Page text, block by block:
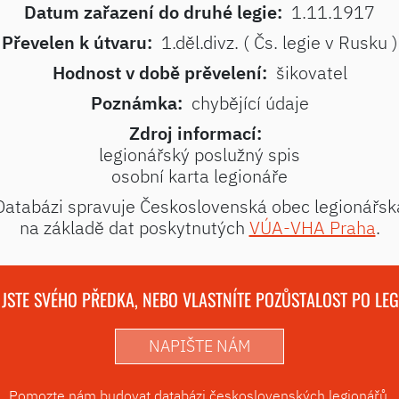
Datum zařazení do druhé legie: 1.11.1917
Převelen k útvaru: 1.děl.divz. ( Čs. legie v Rusku )
Hodnost v době prěvelení: šikovatel
Poznámka: chybějící údaje
Zdroj informací:
legionářský poslužný spis
osobní karta legionáře
spravuje Československá obec
na základě dat poskytnutých VÚA-VHA Praha.
SVÉHO PŘEDKA, NEBO VLASTNÍTE POZŮSTALOST PO
NAPIŠTE NÁM
Pomozte nám budovat databázi československých legionářů.